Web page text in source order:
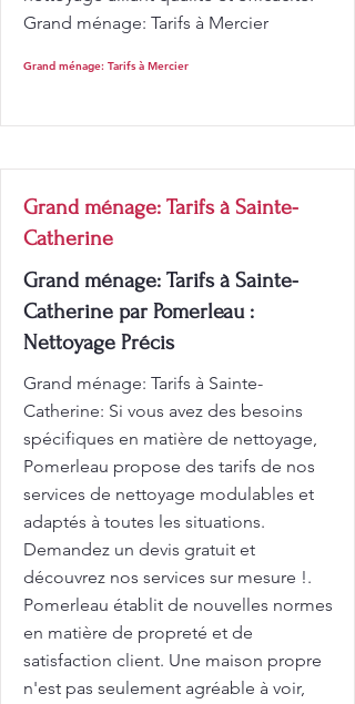
Grand ménage: Tarifs à Mercier
Grand ménage: Tarifs à Mercier
Grand ménage: Tarifs à Sainte-
Catherine
Grand ménage: Tarifs à Sainte-
Catherine par Pomerleau :
Nettoyage Précis
Grand ménage: Tarifs à Sainte-
Catherine: Si vous avez des besoins
spécifiques en matière de nettoyage,
Pomerleau propose des tarifs de nos
services de nettoyage modulables et
adaptés à toutes les situations.
Demandez un devis gratuit et
découvrez nos services sur mesure !.
Pomerleau établit de nouvelles normes
en matière de propreté et de
satisfaction client. Une maison propre
n'est pas seulement agréable à voir,